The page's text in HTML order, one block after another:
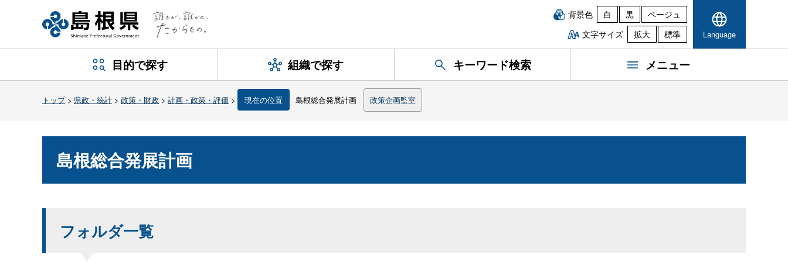
背景色 白 黒
ベージュ
文字サイズ
拡大 標準 Language
目的で探す 組織で探す キーワード検索 メニュー
トップ> 県政・統計 > 政策・財政 > 計画・政策・評価 > 現在の位置 島根総合発展計画 政策企画監室
島根総合発展計画
フォルダ一覧